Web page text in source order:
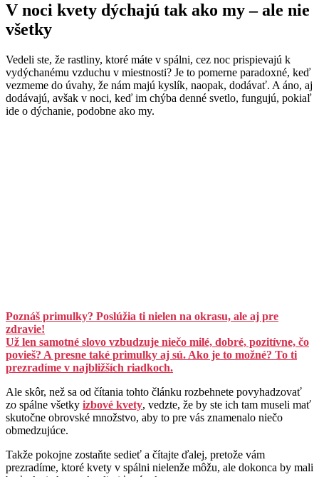
V noci kvety dýchajú tak ako my – ale nie
všetky
Vedeli ste, že rastliny, ktoré máte v spálni, cez noc prispievajú k
vydýchanému vzduchu v miestnosti? Je to pomerne paradoxné, keď
vezmeme do úvahy, že nám majú kyslík, naopak, dodávať. A áno, aj
dodávajú, avšak v noci, keď im chýba denné svetlo, fungujú, pokiaľ
ide o dýchanie, podobne ako my.
Poznáš primulky? Poslúžia ti nielen na okrasu, ale aj pre
zdravie!
Už len samotné slovo vzbudzuje niečo milé, dobré, pozitívne, čo
povieš? A presne také primulky aj sú. Ako je to možné? To ti
prezradíme v najbližších riadkoch.
Ale skôr, než sa od čítania tohto článku rozbehnete povyhadzovať
zo spálne všetky izbové kvety, vedzte, že by ste ich tam museli mať
skutočne obrovské množstvo, aby to pre vás znamenalo niečo
obmedzujúce.
Takže pokojne zostaňte sedieť a čítajte ďalej, pretože vám
prezradíme, ktoré kvety v spálni nielenže môžu, ale dokonca by mali